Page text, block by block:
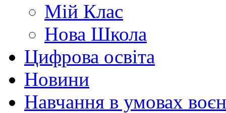
Мій Клас
Нова Школа
Цифрова освіта
Новини
Навчання в умовах